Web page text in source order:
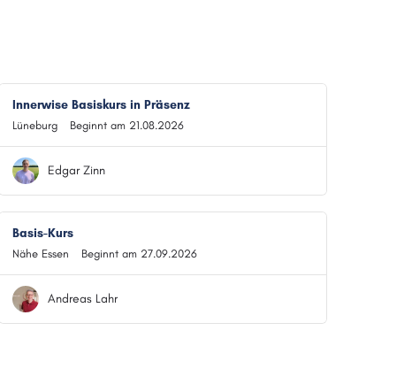
Innerwise Basiskurs in Präsenz
Lüneburg Beginnt am 21.08.2026
Edgar Zinn
Basis-Kurs
Nähe Essen Beginnt am 27.09.2026
Andreas Lahr